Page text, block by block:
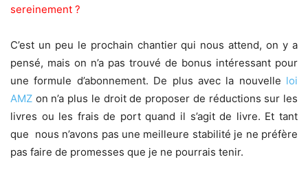
sereinement ?
C’est un peu le prochain chantier qui nous attend, on y a
pensé, mais on n’a pas trouvé de bonus intéressant pour
une formule d’abonnement. De plus avec la nouvelle loi
AMZ on n’a plus le droit de proposer de réductions sur les
livres ou les frais de port quand il s’agit de livre. Et tant
que nous n’avons pas une meilleure stabilité je ne préfère
pas faire de promesses que je ne pourrais tenir.